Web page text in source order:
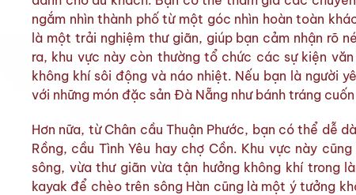
ngắm nhìn thành phố từ một góc nhìn hoàn toàn
là một trải nghiệm thư giãn, giúp bạn cảm nhận rõ
ra, khu vực này còn thường tổ chức các sự kiện
không khí sôi động và náo nhiệt. Nếu bạn là người
với những món đặc sản Đà Nẵng như bánh tráng
Hơn nữa, từ Chân cầu Thuận Phước, bạn có thể dễ
Rồng, cầu Tình Yêu hay chợ Cồn. Khu vực này
sông, vừa thư giãn vừa tận hưởng không khí trong
kayak để chèo trên sông Hàn cũng là một ý tưởng